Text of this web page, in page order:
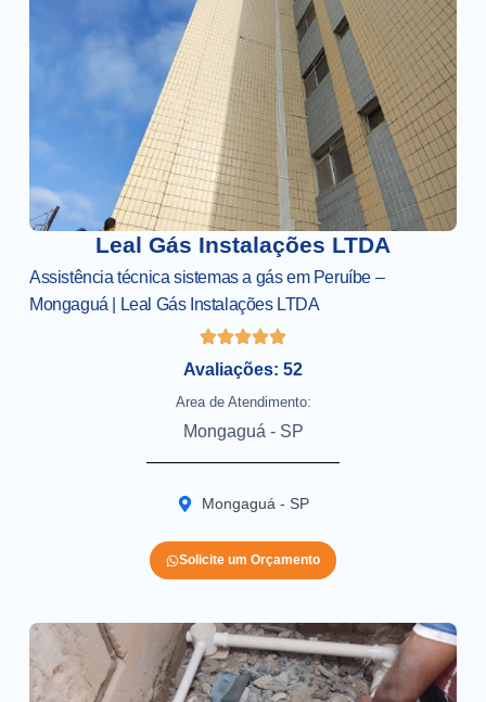
Leal Gás Instalações LTDA
Assistência técnica sistemas a gás em Peruíbe –
Mongaguá | Leal Gás Instalações LTDA
Avaliações: 52
Area de Atendimento:
Mongaguá - SP
Mongaguá - SP
Solicite um Orçamento